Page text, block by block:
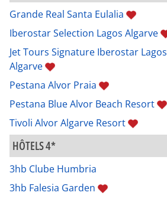
Grande Real Santa Eulalia
Iberostar Selection Lagos Algarve
Jet Tours Signature Iberostar Lagos
Algarve
Pestana Alvor Praia
Pestana Blue Alvor Beach Resort
Tivoli Alvor Algarve Resort
HÔTELS 4*
3hb Clube Humbria
3hb Falesia Garden